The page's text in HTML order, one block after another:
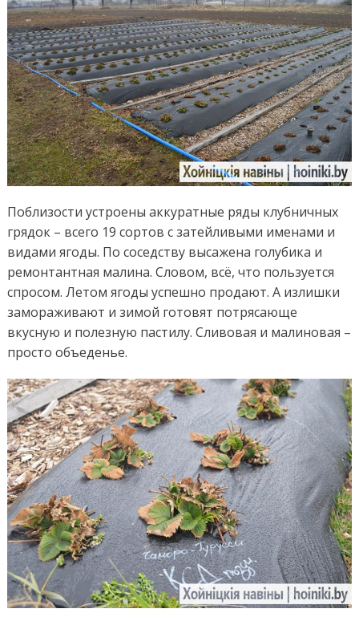
Поблизости устроены аккуратные ряды клубничных
грядок – всего 19 сортов с затейливыми именами и
видами ягоды. По соседству высажена голубика и
ремонтантная малина. Словом, всё, что пользуется
спросом. Летом ягоды успешно продают. А излишки
замораживают и зимой готовят потрясающе
вкусную и полезную пастилу. Сливовая и малиновая –
просто объеденье.